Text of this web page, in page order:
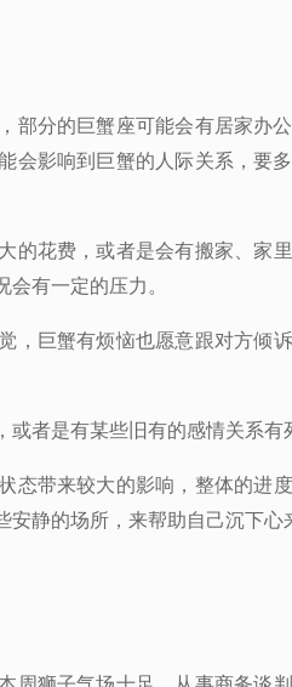
部分的巨蟹座可能会有居家办
会影响到巨蟹的人际关系，要
的花费，或者是会有搬家、家
有一定的压力。
，巨蟹有烦恼也愿意跟对方倾
或者是有某些旧有的感情关系有
态带来较大的影响，整体的进
静的场所，来帮助自己沉下心